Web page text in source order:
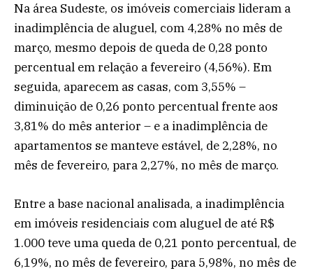
Na área Sudeste, os imóveis comerciais lideram a
inadimplência de aluguel, com 4,28% no mês de
março, mesmo depois de queda de 0,28 ponto
percentual em relação a fevereiro (4,56%). Em
seguida, aparecem as casas, com 3,55% –
diminuição de 0,26 ponto percentual frente aos
3,81% do mês anterior – e a inadimplência de
apartamentos se manteve estável, de 2,28%, no
mês de fevereiro, para 2,27%, no mês de março.
Entre a base nacional analisada, a inadimplência
em imóveis residenciais com aluguel de até R$
1.000 teve uma queda de 0,21 ponto percentual, de
6,19%, no mês de fevereiro, para 5,98%, no mês de